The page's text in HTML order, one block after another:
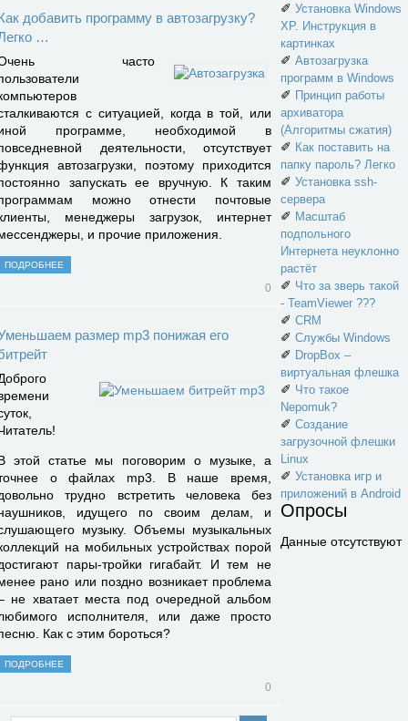
добавить программу в автозагрузку?
…
часто
с ситуацией, когда в той, или
программе, необходимой в
деятельности, отсутствует
автозагрузки, поэтому приходится
запускать ее вручную. К таким
можно отнести почтовые
менеджеры загрузок, интернет
и прочие приложения.
ПОДРОБНЕЕ
0
размер mp3 понижая его
этой статье мы поговорим о музыке, а
о файлах mp3. В наше время,
трудно встретить человека без
идущего по своим делам, и
музыку. Объемы музыкальных
на мобильных устройствах порой
пары-тройки гигабайт. И тем не
рано или поздно возникает проблема
не хватает места под очередной альбом
исполнителя, или даже просто
Как с этим бороться?
ПОДРОБНЕЕ
0
✐ Установка Windows
XP. Инструкция в
картинках
✐ Автозагрузка
программ в Windows
✐ Принцип работы
архиватора
(Алгоритмы сжатия)
✐ Как поставить на
папку пароль? Легко
✐ Установка ssh-
сервера
✐ Масштаб
подпольного
Интернета неуклонно
растёт
✐ Что за зверь такой
- TeamViewer ???
✐ CRM
✐ Службы Windows
✐ DropBox –
виртуальная флешка
✐ Что такое
Nepomuk?
✐ Создание
загрузочной флешки
Linux
✐ Установка игр и
приложений в Android
Опросы
Данные отсутствуют